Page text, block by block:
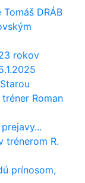
DRÁB
rokov
Roman
trénerom R.
prínosom,